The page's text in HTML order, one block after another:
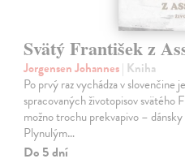
Svätý František z
Jorgensen Johannes| Kniha
Po prvý raz vychádza v slovenčine
spracovaných životopisov svätého
možno trochu prekvapivo –
Plynulým…
Do 5 dní